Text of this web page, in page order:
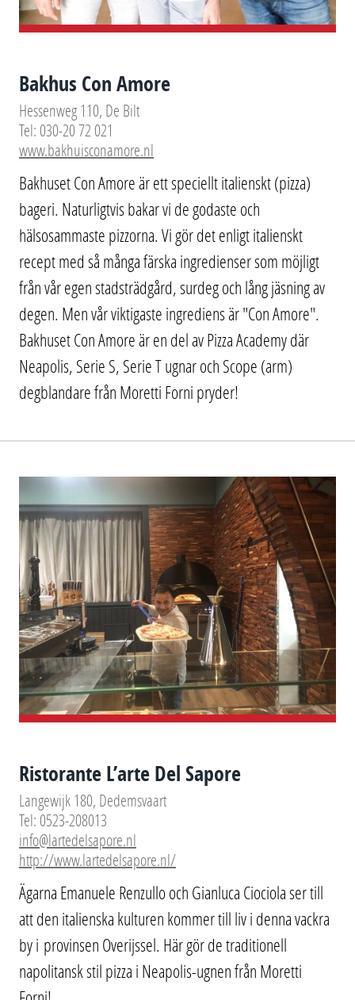
Bakhus Con Amore
Hessenweg 110, De Bilt
Tel: 030-20 72 021
www.bakhuisconamore.nl
Bakhuset Con Amore är ett speciellt italienskt (pizza)
bageri. Naturligtvis bakar vi de godaste och
hälsosammaste pizzorna. Vi gör det enligt italienskt
recept med så många färska ingredienser som möjligt
från vår egen stadsträdgård, surdeg och lång jäsning av
degen. Men vår viktigaste ingrediens är "Con Amore".
Bakhuset Con Amore är en del av Pizza Academy där
Neapolis, Serie S, Serie T ugnar och Scope (arm)
degblandare från Moretti Forni pryder!
Ristorante L’arte Del Sapore
Langewijk 180, Dedemsvaart
Tel: 0523-208013
info@lartedelsapore.nl
http://www.lartedelsapore.nl/
Ägarna Emanuele Renzullo och Gianluca Ciociola ser till
att den italienska kulturen kommer till liv i denna vackra
by i provinsen Overijssel. Här gör de traditionell
napolitansk stil pizza i Neapolis-ugnen från Moretti